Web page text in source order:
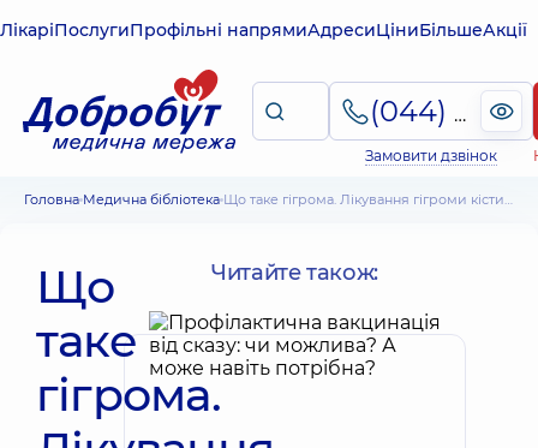
ЛікаріПослугиПрофільні напрямиАдресиЦіниБільшеАкції
(044) 495-2-888
Замовити дзвінок
Головна Медична бібліотека Що таке гігрома. Лікування гігроми кісти руки та інших локалізацій
Що
таке
гігрома.
Читайте також: